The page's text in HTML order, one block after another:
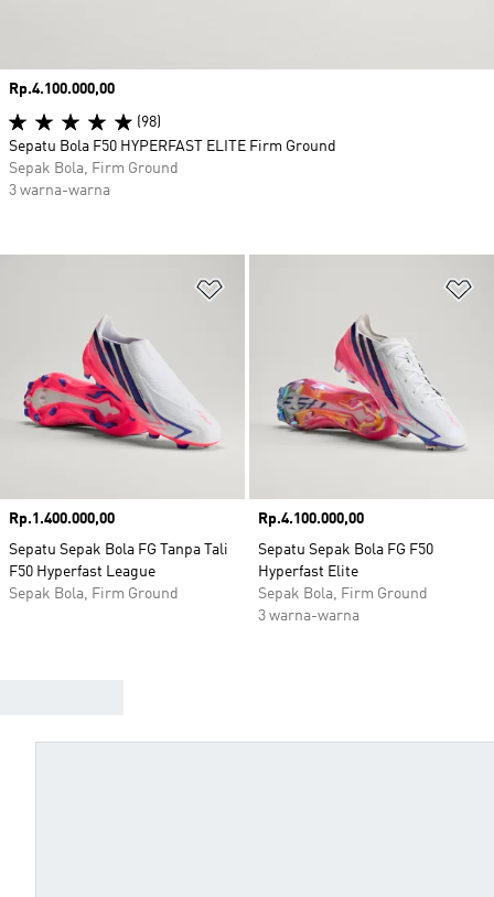
Harga
Rp.1.400.000,00
Sepatu Sepak Bola FG Tanpa Tali
F50 Hyperfast League
Sepak Bola, Firm Ground
Harga
Rp.4.100.000,00
Sepatu Sepak Bola FG F50
Hyperfast Elite
Sepak Bola, Firm Ground
3 warna-warna
Harga
Rp.4.100.000,00
(98)
Sepatu Bola F50 HYPERFAST ELITE Firm Ground
Sepak Bola, Firm Ground
3 warna-warna